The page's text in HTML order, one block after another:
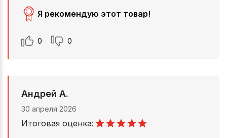
Я рекомендую этот товар!
0 0
Андрей А.
30 апреля 2026
Итоговая оценка: